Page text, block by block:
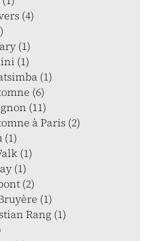
(4)
(1)
(1)
(1)
(6)
(11)
à Paris (2)
(1)
(1)
(1)
(2)
(1)
Rang (1)